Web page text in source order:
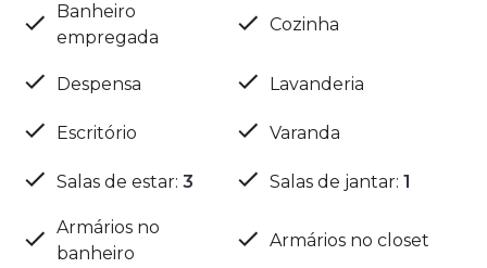
Banheiro
empregada
Cozinha
Despensa Lavanderia
Escritório Varanda
Salas de estar: 3 Salas de jantar: 1
Armários no
banheiro
Armários no closet